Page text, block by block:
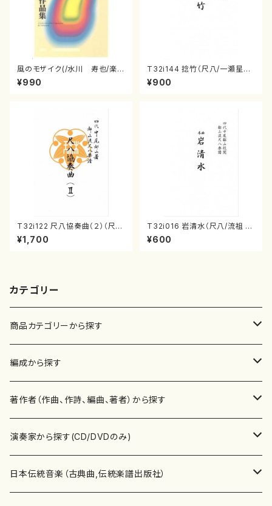
風のモザイク(/水川 寿也/楽
譜）
¥990
T32i144 捻竹（尺八/一瀬星山/
尺八/都山式譜）都山流公刊楽譜
曲番:593
¥900
T32i122 尺八協奏曲（２）（尺
八/二代 山本邦山/尺八/都山式
譜）都山流公刊楽譜曲番:571
¥1,700
T32i016 岩清水（尺八/流祖 中
尾都山/楽譜）都山：15
¥600
カテゴリー
商品カテゴリーから探す
楽譜
書籍
書籍
テキストブック
CD・DVD
チケット
編成から探す
邦楽器
箏・琴（ソロ）
箏・琴（合奏）
合唱
混声合唱
歌・声
著作者（作曲、作詩、編曲、著者）から探す
あ行
青木省三(アオキ ショウゾウ)
か行
演奏家から探す(CD/DVDのみ)
邦楽（箏、三味線、尺八等）演奏家
日本伝統音楽（古典曲,伝統楽譜出版社）